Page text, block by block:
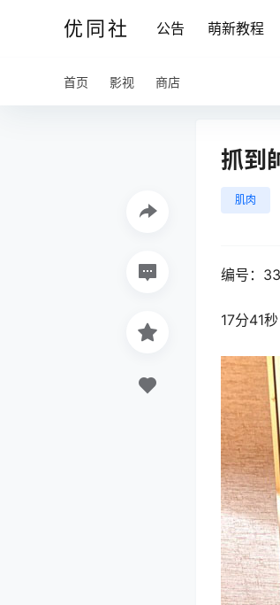
优同社 公告 萌新教程
首页 影视 商店
抓到
肌肉
编号：
17分41秒